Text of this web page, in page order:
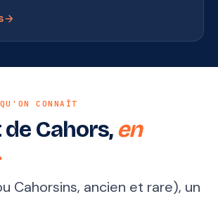
arrow_forward
CONNAÎT
Cahors,en
Cahorsins, ancien et rare), un